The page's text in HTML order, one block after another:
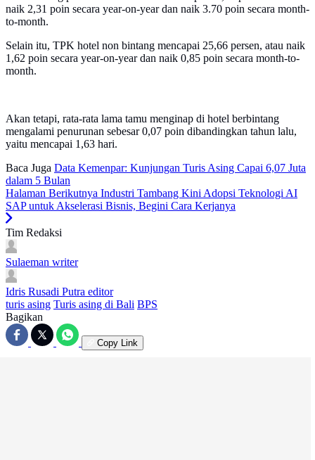
naik 2,31 poin secara year-on-year dan naik 3.70 poin secara month-
to-month.
Selain itu, TPK hotel non bintang mencapai 25,66 persen, atau naik
1,62 poin secara year-on-year dan naik 0,85 poin secara month-to-
month.
Akan tetapi, rata-rata lama tamu menginap di hotel berbintang
mengalami penurunan sebesar 0,07 poin dibandingkan tahun lalu,
yaitu mencapai 1,63 hari.
Baca Juga Data Kemenpar: Kunjungan Turis Asing Capai 6,07 Juta
dalam 5 Bulan
Halaman Berikutnya Industri Tambang Kini Adopsi Teknologi AI
SAP untuk Akselerasi Bisnis, Begini Cara Kerjanya
Tim Redaksi
Sulaeman writer
Idris Rusadi Putra editor
turis asing Turis asing di Bali BPS
Bagikan
Copy Link